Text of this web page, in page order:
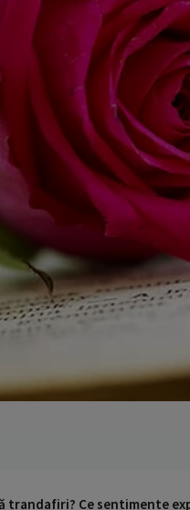
trandafiri? Ce sentimente